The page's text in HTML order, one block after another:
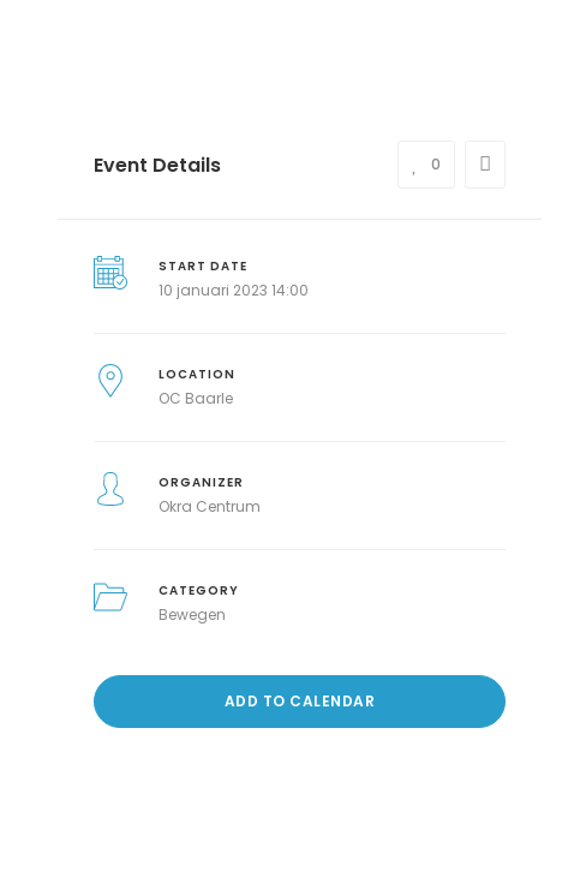
Event Details 0
START DATE
10 januari 2023 14:00
LOCATION
OC Baarle
ORGANIZER
Okra Centrum
CATEGORY
Bewegen
ADD TO CALENDAR